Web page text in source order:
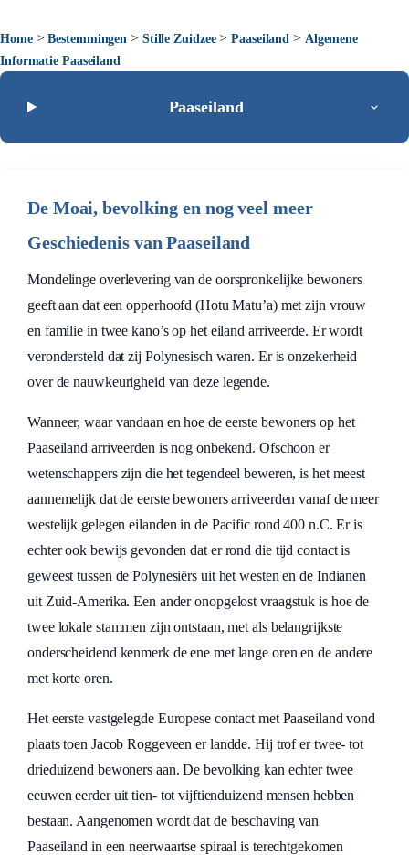
Home>Bestemmingen > Stille Zuidzee>Paaseiland > Algemene
Informatie Paaseiland
Paaseiland
De Moai, bevolking en nog veel meer
Geschiedenis van Paaseiland
Mondelinge overlevering van de oorspronkelijke bewoners
geeft aan dat een opperhoofd (Hotu Matu’a) met zijn vrouw
en familie in twee kano’s op het eiland arriveerde. Er wordt
verondersteld dat zij Polynesisch waren. Er is onzekerheid
over de nauwkeurigheid van deze legende.
Wanneer, waar vandaan en hoe de eerste bewoners op het
Paaseiland arriveerden is nog onbekend. Ofschoon er
wetenschappers zijn die het tegendeel beweren, is het meest
aannemelijk dat de eerste bewoners arriveerden vanaf de meer
westelijk gelegen eilanden in de Pacific rond 400 n.C. Er is
echter ook bewijs gevonden dat er rond die tijd contact is
geweest tussen de Polynesiërs uit het westen en de Indianen
uit Zuid-Amerika. Een ander onopgelost vraagstuk is hoe de
twee lokale stammen zijn ontstaan, met als belangrijkste
onderscheidend kenmerk de ene met lange oren en de andere
met korte oren.
Het eerste vastgelegde Europese contact met Paaseiland vond
plaats toen Jacob Roggeveen er landde. Hij trof er twee- tot
drieduizend bewoners aan. De bevolking kan echter twee
eeuwen eerder uit tien- tot vijftienduizend mensen hebben
bestaan. Aangenomen wordt dat de beschaving van
Paaseiland in een neerwaartse spiraal is terechtgekomen